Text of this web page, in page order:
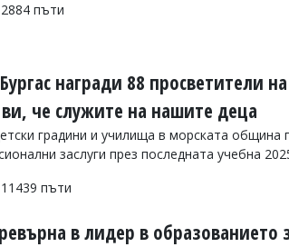
пъти
награди 88 просветители
че служите на нашите деца
градини и училища в морската община
заслуги през последната учебна
пъти
в лидер в образованието